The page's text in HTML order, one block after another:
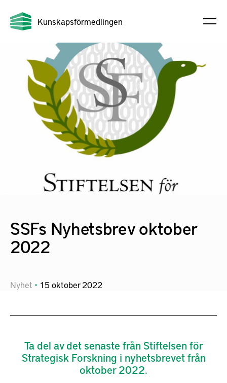
Kunskapsförmedlingen
SSFs Nyhetsbrev oktober
2022
Nyhet 15oktober 2022
Ta del av det senaste från Stiftelsen för
Strategisk Forskning i nyhetsbrevet från
oktober 2022.